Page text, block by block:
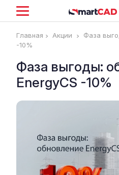
Главная Акции
Фаза
-10%
Фаза выгоды:
EnergyCS -10%